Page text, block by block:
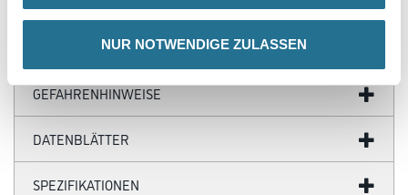
NUR NOTWENDIGE ZULASSEN
ZUSATZINFOS
GEFAHRENHINWEISE
DATENBLÄTTER
SPEZIFIKATIONEN